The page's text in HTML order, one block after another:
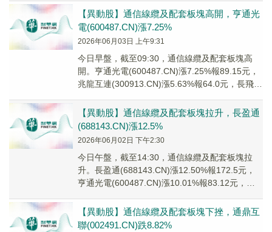
【異動股】通信線纜及配套板塊高開，亨通光
電(600487.CN)漲7.25%
2026年06月03日 上午9:31
今日早盤，截至09:30，通信線纜及配套板塊高
開。亨通光電(600487.CN)漲7.25%報89.15元，
兆龍互連(300913.CN)漲5.63%報64.0元，長飛光
【異動股】通信線纜及配套板塊拉升，長盈通
(688143.CN)漲12.5%
2026年06月02日 下午2:30
今日午盤，截至14:30，通信線纜及配套板塊拉
升。長盈通(688143.CN)漲12.50%報172.5元，
亨通光電(600487.CN)漲10.01%報83.12元，永
【異動股】通信線纜及配套板塊下挫，通鼎互
聯(002491.CN)跌8.82%